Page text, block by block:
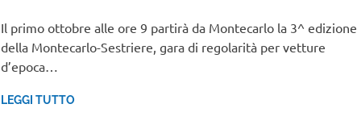
Il primo ottobre alle ore 9 partirà da Montecarlo la 3^ edizione
della Montecarlo-Sestriere, gara di regolarità per vetture
d’epoca…
LEGGI TUTTO